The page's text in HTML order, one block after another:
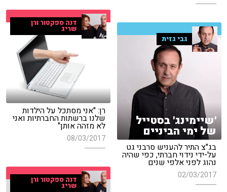
דנה ספקטור ורן
שריג
רן: "אני מסתכל על הילדות
שלנו ברשתות החברתיות ואני
לא מזהה אותן"
08/03/2017
גבי גזית
'שיימינג' בסטייל
של ימי הביניים
בג"צ התיר להעניש סרבני גט
על-ידי נידוי חברתי, כפי שהיה
נהוג לפני אלפי שנים
02/03/2017 דנה ספקטור ורן
שריג